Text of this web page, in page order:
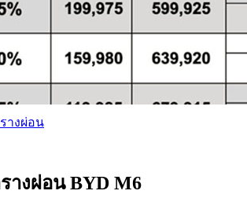
างผ่อน
างผ่อน BYD M6